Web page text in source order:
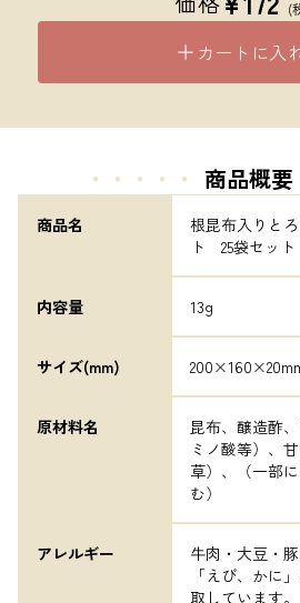
(
カートに入
・・・・・ 商品概要
商品名
根昆布入りと
ト　25袋セッ
内容量 13g
サイズ(mm)
原材料名
昆布、醸造酢
ミノ酸等）、
草）、（一部
む）
アレルギー
牛肉・大豆・
「えび、かに
取しています。